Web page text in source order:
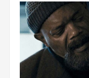
de
Invasión
secreta:
Beloved